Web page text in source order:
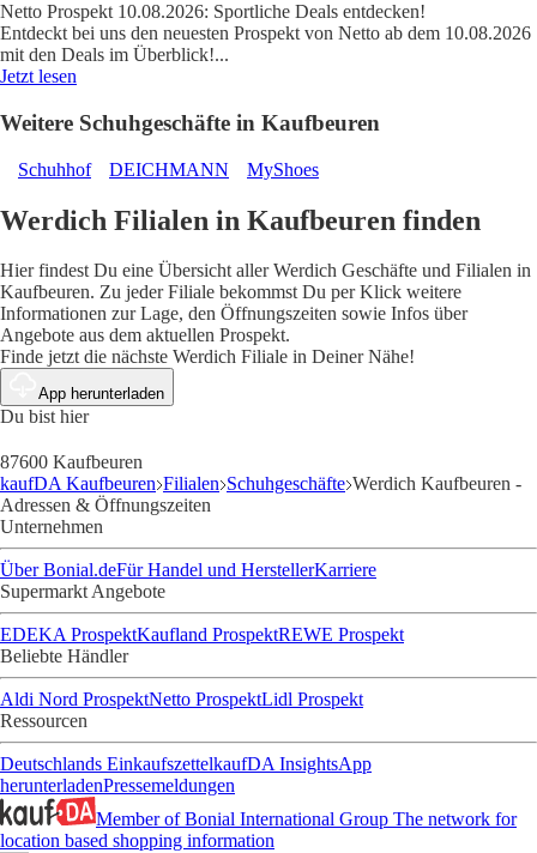
Netto Prospekt 10.08.2026: Sportliche Deals entdecken!
Entdeckt bei uns den neuesten Prospekt von Netto ab dem 10.08.2026
mit den Deals im Überblick!...
Jetzt lesen
Weitere Schuhgeschäfte in Kaufbeuren
Schuhhof DEICHMANN MyShoes
Werdich Filialen in Kaufbeuren finden
Hier findest Du eine Übersicht aller Werdich Geschäfte und Filialen in
Kaufbeuren. Zu jeder Filiale bekommst Du per Klick weitere
Informationen zur Lage, den Öffnungszeiten sowie Infos über
Angebote aus dem aktuellen Prospekt.
Finde jetzt die nächste Werdich Filiale in Deiner Nähe!
App herunterladen
Du bist hier
87600 Kaufbeuren
kaufDA Kaufbeuren Filialen Schuhgeschäfte Werdich Kaufbeuren -
Adressen & Öffnungszeiten
Unternehmen
Über Bonial.deFür Handel und HerstellerKarriere
Supermarkt Angebote
EDEKA ProspektKaufland ProspektREWE Prospekt
Beliebte Händler
Aldi Nord ProspektNetto ProspektLidl Prospekt
Ressourcen
Deutschlands EinkaufszettelkaufDA InsightsApp
herunterladenPressemeldungen
Member of Bonial International Group The network for
location based shopping information